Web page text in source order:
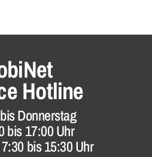
Hotline
Donnerstag
bis 17:00 Uhr
bis 15:30 Uhr